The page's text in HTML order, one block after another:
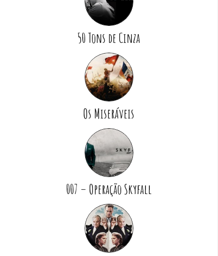
50 Tons de Cinza
Os Miseráveis
007 – Operação Skyfall